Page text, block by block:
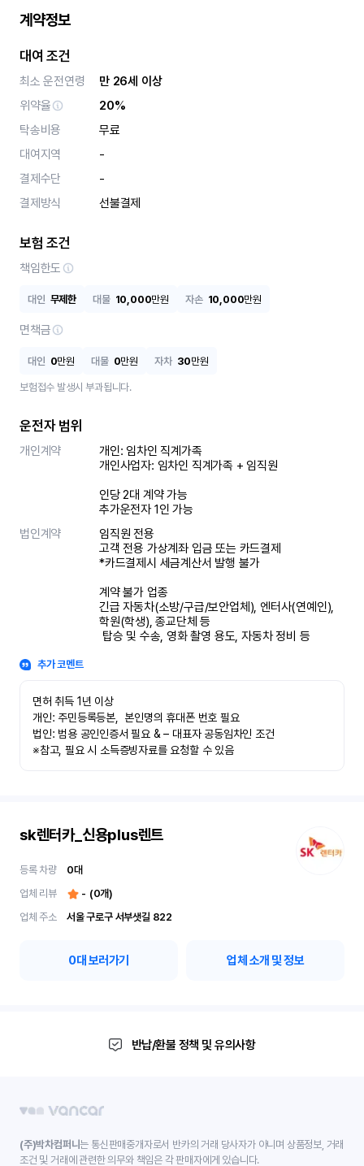
계약정보
대여 조건
최소 운전연령
만 26세 이상
위약율
20%
탁송비용
무료
대여지역
-
결제수단
-
결제방식
선불결제
보험 조건
책임한도
대인 무제한 대물 10,000만원 자손 10,000만원
면책금
대인 0만원 대물 0만원 자차 30만원
보험접수 발생시 부과됩니다.
운전자 범위
개인계약
개인: 임차인 직계가족
개인사업자: 임차인 직계가족 + 임직원
인당 2대 계약 가능
추가운전자 1인 가능
법인계약
임직원 전용
고객 전용 가상계좌 입금 또는 카드결제
*카드결제시 세금계산서 발행 불가
계약 불가 업종
긴급 자동차(소방/구급/보안업체), 엔터사(연예인),
학원(학생), 종교단체 등
탑승 및 수송, 영화 촬영 용도, 자동차 정비 등
추가 코멘트
면허 취득 1년 이상
개인: 주민등록등본,  본인명의 휴대폰 번호 필요
법인: 범용 공인인증서 필요 & – 대표자 공동임차인 조건
※참고, 필요 시 소득증빙자료를 요청할 수 있음
sk렌터카_신용plus렌트
등록 차량 0대
업체 리뷰
- (0개)
업체 주소
서울 구로구 서부샛길 822
0대 보러가기 업체 소개 및 정보
반납/환불 정책 및 유의사항
(주)박차컴퍼니는 통신판매중개자로서 반카의 거래 당사자가 아니며 상품정보, 거래
조건 및 거래에 관련한 의무와 책임은 각 판매자에게 있습니다.